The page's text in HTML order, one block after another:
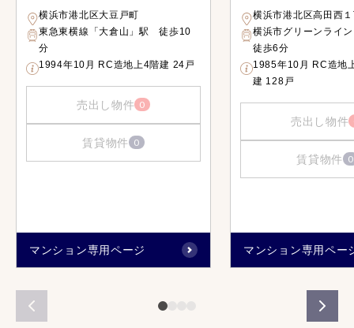
横浜市港北区大豆戸町
東急東横線「大倉山」駅 徒歩10
分
1994年10月 RC造地上4階建 24戸
売出し物件 0
賃貸物件 0
マンション専用ページ
横浜市港北区高田西
横浜市グリーンライ
徒歩6分
1985年10月 RC造地
建 128戸
売出し物件
賃貸物件 0
マンション専用ペー